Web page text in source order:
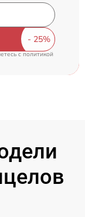
cполитикой